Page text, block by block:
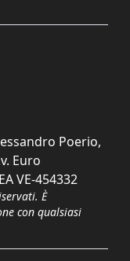
Poerio,
Euro
VE-454332
È
con qualsiasi